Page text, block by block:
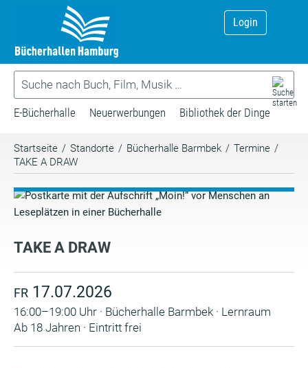
Login
E-Bücherhalle Neuerwerbungen Bibliothek der Dinge
Startseite / Standorte / Bücherhalle Barmbek / Termine /
TAKE A DRAW
TAKE A DRAW
FR 17.07.2026
16:00–19:00 Uhr · Bücherhalle Barmbek · Lernraum
Ab 18 Jahren · Eintritt frei